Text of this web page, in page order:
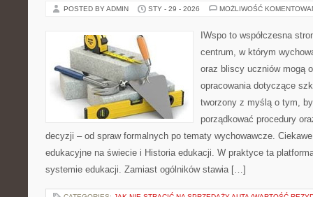
POSTED BY ADMIN STY - 29 - 2026 MOŻLIWOŚĆ
IWspo to współczesna
centrum, w którym
oraz bliscy uczniów mogą
opracowania dotyczące
tworzony z myślą o tym,
porządkować procedury
decyzji – od spraw formalnych po tematy wychowawcze.
edukacyjne na świecie i Historia edukacji. W praktyce ta
systemie edukacji. Zamiast ogólników stawia […]